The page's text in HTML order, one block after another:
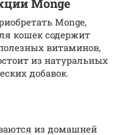
Monge
Monge,
кошек содержит
витаминов,
из натуральных
добавок.
из домашней